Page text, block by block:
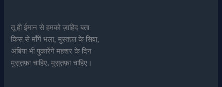
तू ही ईमान से हमको ज़ाहिद बता
किस से मॉंगें भला, मुस्त़फ़ा के सिवा,
अंबिया भी पुकारेंगे महशर के दिन
मुस़्त़फ़ा चाहिए, मुस़्त़फ़ा चाहिए।